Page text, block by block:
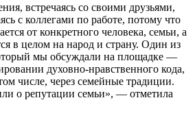
встречаясь со своими друзьями,
с коллегами по работе, потому что
от конкретного человека, семьи, а
в целом на народ и страну. Один из
мы обсуждали на площадке —
духовно-нравственного кода,
числе, через семейные традиции.
о репутации семьи», — отметила